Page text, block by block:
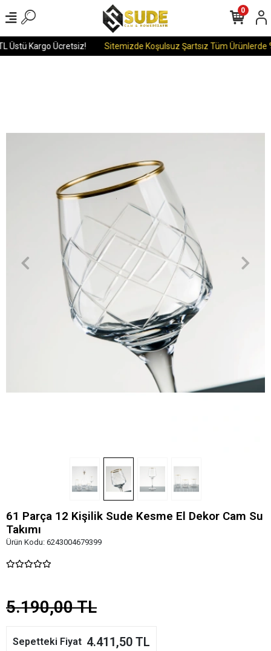
Üstü Kargo Ücretsiz! Sitemizde Koşulsuz Şartsız Tüm Ürünlerde
0
61 Parça 12 Kişilik Sude Kesme El Dekor Cam Su
Takımı
Ürün Kodu: 6243004679399
5.190,00 TL
Sepetteki Fiyat 4.411,50 TL